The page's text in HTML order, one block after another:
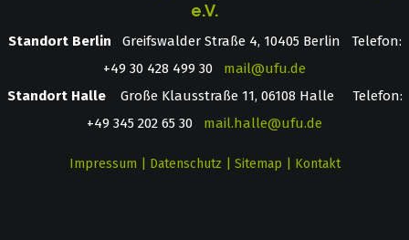
e.V.
Standort Berlin ­ Greifswalder Straße 4, 10405 Berlin Telefon:
+49 30 428 499 30 mail@ufu.de
Standort HalleGroße Klausstraße 11, 06108 Halle Telefon:
+49 345 202 65 30 mail.halle@ufu.de
Impressum Datenschutz Sitemap Kontakt